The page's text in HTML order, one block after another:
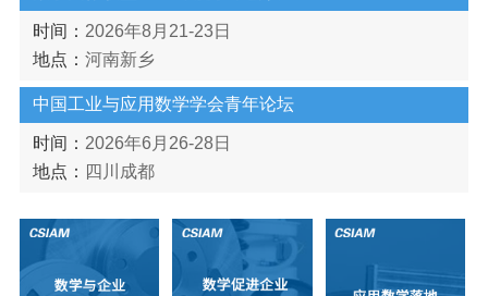
时间： 2026年8月21-23日
地点： 河南新乡
中国工业与应用数学学会青年论坛
时间： 2026年6月26-28日
地点： 四川成都